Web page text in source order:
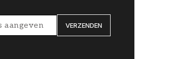
VERZENDEN